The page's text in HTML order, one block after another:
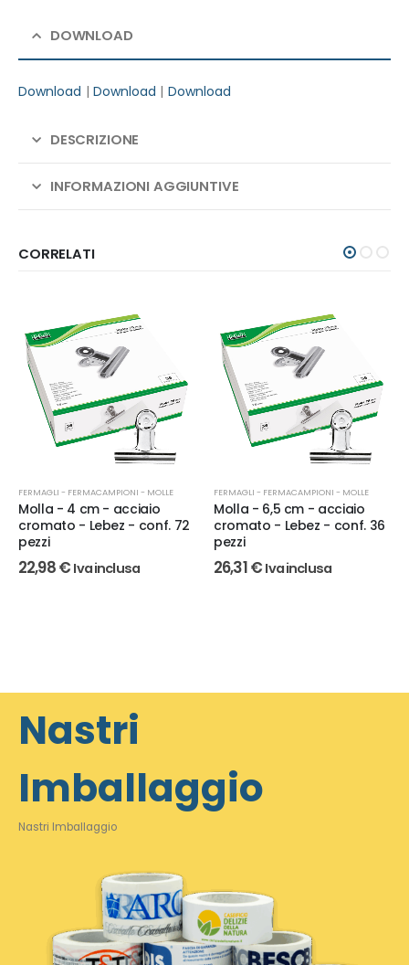
DOWNLOAD
Download | Download | Download
DESCRIZIONE
INFORMAZIONI AGGIUNTIVE
CORRELATI
FERMAGLI - FERMACAMPIONI - MOLLE
Molla - 4 cm - acciaio
cromato - Lebez - conf. 72
pezzi
22,98€ Iva inclusa
FERMAGLI - FERMACAMPIONI - MOLLE
Molla - 6,5 cm - acciaio
cromato - Lebez - conf. 36
pezzi
26,31€ Iva inclusa
Nastri
Imballaggio
Nastri Imballaggio